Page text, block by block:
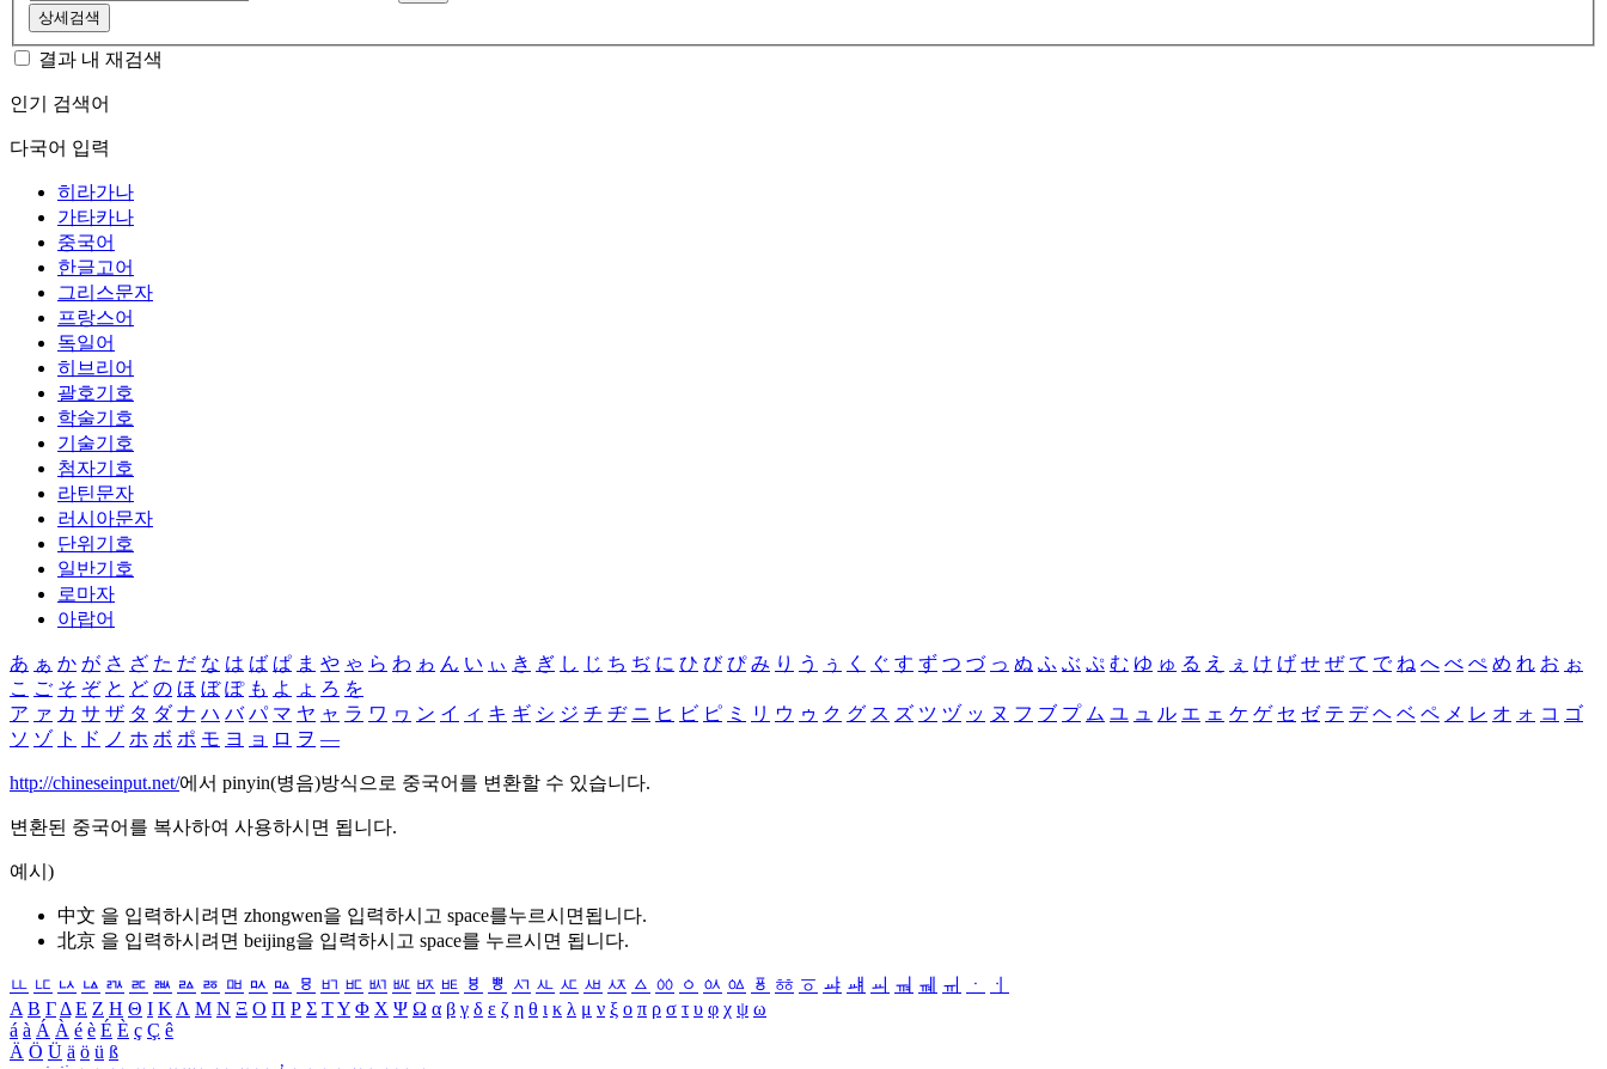
상세검색
결과 내 재검색
인기 검색어
다국어 입력
히라가나
가타카나
중국어
한글고어
그리스문자
프랑스어
독일어
히브리어
괄호기호
학술기호
기술기호
첨자기호
라틴문자
러시아문자
단위기호
일반기호
로마자
아랍어
あ ぁ か が さ ざ た だ な は ば ぱ ま や ゃ ら わ ゎ ん い ぃ き ぎ し じ ち ぢ に ひ び ぴ み り う ぅ く ぐ す ず つ づ っ ぬ ふ ぶ ぷ む ゆ ゅ る え ぇ け げ せ ぜ て で ね へ べ ぺ め れ お ぉ
こ ご そ ぞ と ど の ほ ぼ ぽ も よ ょ ろ を
ア ァ カ サ ザ タ ダ ナ ハ バ パ マ ヤ ャ ラ ワ ヮ ン イ ィ キ ギ シ ジ チ ヂ ニ ヒ ビ ピ ミ リ ウ ゥ ク グ ス ズ ツ ヅ ッ ヌ フ ブ プ ム ユ ュ ル エ ェ ケ ゲ セ ゼ テ デ ヘ ベ ペ メ レ オ ォ コ ゴ
ソ ゾ ト ド ノ ホ ボ ポ モ ヨ ョ ロ ヲ ―
http://chineseinput.net/에서 pinyin(병음)방식으로 중국어를 변환할 수 있습니다.
변환된 중국어를 복사하여 사용하시면 됩니다.
예시)
中文 을 입력하시려면 zhongwen을 입력하시고 space를누르시면됩니다.
北京 을 입력하시려면 beijing을 입력하시고 space를 누르시면 됩니다.
ㅥ ㅦ ㅧ ㅨ ㅩ ㅪ ㅫ ㅬ ㅭ ㅮ ㅯ ㅰ ㅱ ㅲ ㅳ ㅴ ㅵ ㅶ ㅷ ㅸ ㅹ ㅺ ㅻ ㅼ ㅽ ㅾ ㅿ ㆀ ㆁ ㆂ ㆃ ㆄ ㆅ ㆆ ㆇ ㆈ ㆉ ㆊ ㆋ ㆌ ㆍ
ㆎ
Α Β ΓΔ Ε Ζ Η Θ Ι ΚΛ Μ Ν Ξ Ο Π Ρ Σ ΤΥ Φ Χ Ψ Ω α β γ δ ε ζ η θ ι κ λ μ ν ξ ο π ρ σ τ υ φ χ ψ ω
á à Á À é è É È ç Ç ê
Ä Ö Ü ä ö ü ß